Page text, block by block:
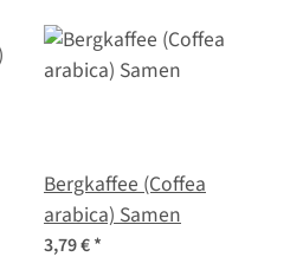
Bergkaffee (Coffea
arabica) Samen
3,79 €*